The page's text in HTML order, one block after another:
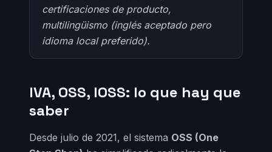
certificaciones de producto,
multilingüismo (inglés aceptado pero
idioma local preferido).
IVA, OSS, IOSS: lo que hay que
saber
Desde julio de 2021, el sistema OSS (One